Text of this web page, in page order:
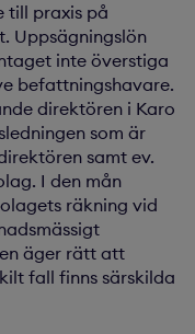
till praxis på
Uppsägningslön
inte överstiga
befattningshavare.
direktören i Karo
som är
samt ev.
I den mån
räkning vid
äger rätt att
fall finns särskilda